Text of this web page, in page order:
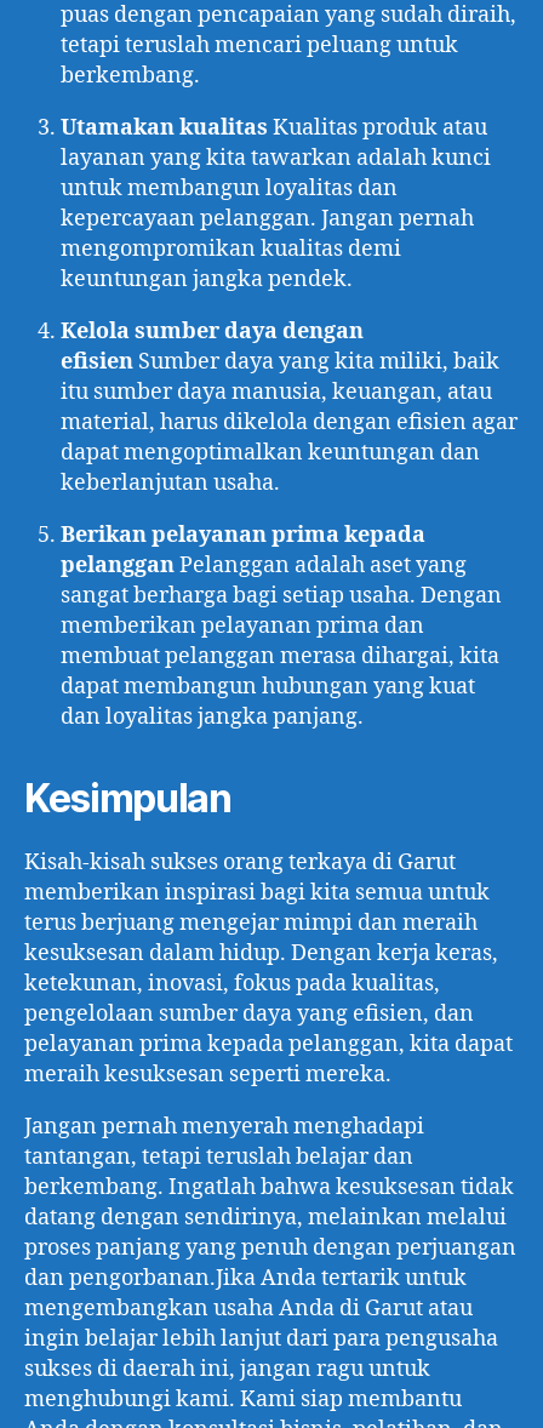
puas dengan pencapaian yang sudah diraih,
tetapi teruslah mencari peluang untuk
berkembang.
Utamakan kualitas Kualitas produk atau
layanan yang kita tawarkan adalah kunci
untuk membangun loyalitas dan
kepercayaan pelanggan. Jangan pernah
mengompromikan kualitas demi
keuntungan jangka pendek.
Kelola sumber daya dengan
efisien Sumber daya yang kita miliki, baik
itu sumber daya manusia, keuangan, atau
material, harus dikelola dengan efisien agar
dapat mengoptimalkan keuntungan dan
keberlanjutan usaha.
Berikan pelayanan prima kepada
pelangganPelanggan adalah aset yang
sangat berharga bagi setiap usaha. Dengan
memberikan pelayanan prima dan
membuat pelanggan merasa dihargai, kita
dapat membangun hubungan yang kuat
dan loyalitas jangka panjang.
Kesimpulan
Kisah-kisah sukses orang terkaya di Garut
memberikan inspirasi bagi kita semua untuk
terus berjuang mengejar mimpi dan meraih
kesuksesan dalam hidup. Dengan kerja keras,
ketekunan, inovasi, fokus pada kualitas,
pengelolaan sumber daya yang efisien, dan
pelayanan prima kepada pelanggan, kita dapat
meraih kesuksesan seperti mereka.
Jangan pernah menyerah menghadapi
tantangan, tetapi teruslah belajar dan
berkembang. Ingatlah bahwa kesuksesan tidak
datang dengan sendirinya, melainkan melalui
proses panjang yang penuh dengan perjuangan
dan pengorbanan.Jika Anda tertarik untuk
mengembangkan usaha Anda di Garut atau
ingin belajar lebih lanjut dari para pengusaha
sukses di daerah ini, jangan ragu untuk
menghubungi kami. Kami siap membantu